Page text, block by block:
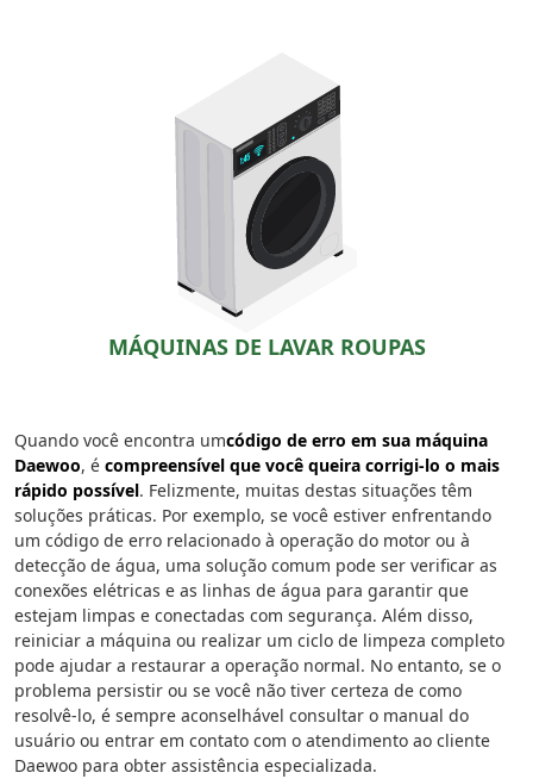
MÁQUINAS DE LAVAR ROUPAS
Quando você encontra umcódigo de erro em sua máquina
Daewoo, é compreensível que você queira corrigi-lo o mais
rápido possível. Felizmente, muitas destas situações têm
soluções práticas. Por exemplo, se você estiver enfrentando
um código de erro relacionado à operação do motor ou à
detecção de água, uma solução comum pode ser verificar as
conexões elétricas e as linhas de água para garantir que
estejam limpas e conectadas com segurança. Além disso,
reiniciar a máquina ou realizar um ciclo de limpeza completo
pode ajudar a restaurar a operação normal. No entanto, se o
problema persistir ou se você não tiver certeza de como
resolvê-lo, é sempre aconselhável consultar o manual do
usuário ou entrar em contato com o atendimento ao cliente
Daewoo para obter assistência especializada.